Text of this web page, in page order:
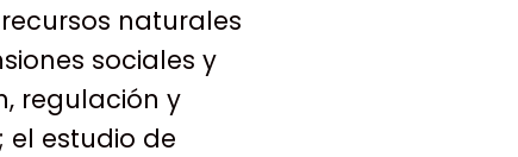
naturales
sociales y
regulación y
el estudio de